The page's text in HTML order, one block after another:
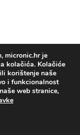
micronic.hr je
kolačića. Kolačiće
korištenje naše
i funkcionalnost
web stranice,